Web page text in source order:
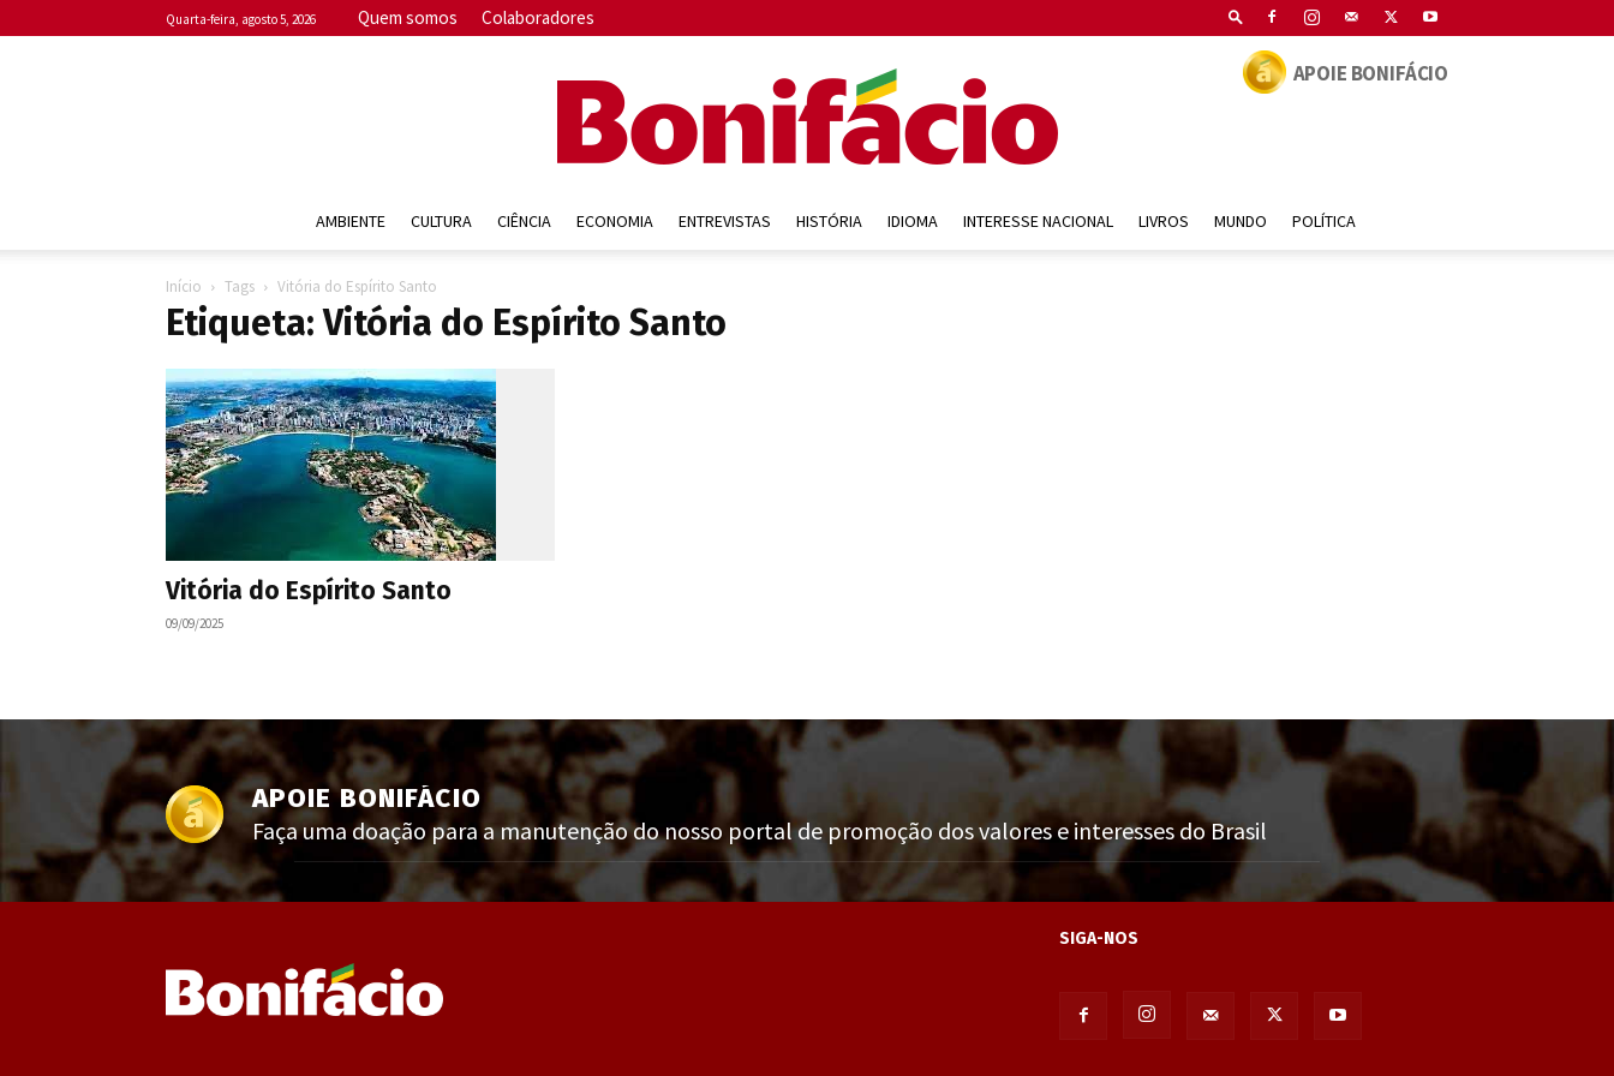
quarta-feira, agosto 5, 2026 Quem somos Colaboradores
APOIE BONIFÁCIO
AMBIENTE CULTURA CIÊNCIA ECONOMIA ENTREVISTAS HISTÓRIA IDIOMA INTERESSE NACIONAL LIVROS MUNDO POLÍTICA
Início Tags Vitória do Espírito Santo
Etiqueta: Vitória do Espírito Santo
Vitória do Espírito Santo
09/09/2025
APOIE BONIFÁCIO
Faça uma doação para a manutenção do nosso portal de promoção dos valores e interesses do Brasil
SIGA-NOS